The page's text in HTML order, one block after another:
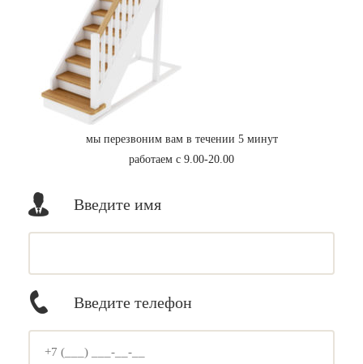
мы перезвоним вам в течении 5 минут
работаем с 9.00-20.00
Введите имя
Введите телефон